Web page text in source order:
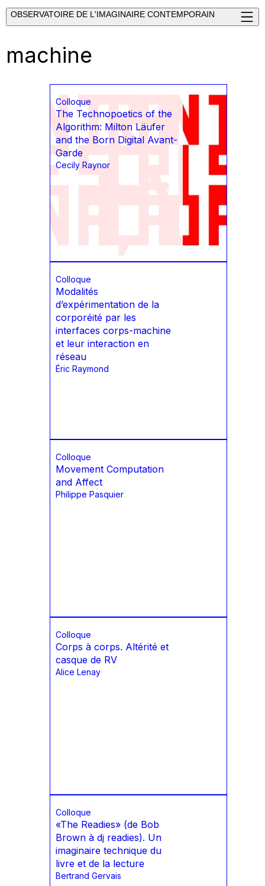
OBSERVATOIRE DE L'IMAGINAIRE CONTEMPORAIN
machine
Colloque
The Technopoetics of the
Algorithm: Milton Läufer
and the Born Digital Avant-
Garde
Cecily Raynor
Colloque
Modalités
d’expérimentation de la
corporéité par les
interfaces corps-machine
et leur interaction en
réseau
Éric Raymond
Colloque
Movement Computation
and Affect
Philippe Pasquier
Colloque
Corps à corps. Altérité et
casque de RV
Alice Lenay
Colloque
«The Readies» (de Bob
Brown à dj readies). Un
imaginaire technique du
livre et de la lecture
Bertrand Gervais